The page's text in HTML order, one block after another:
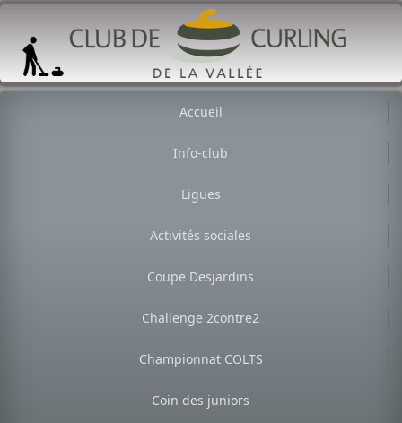
Accueil
Info-club
Ligues
Activités sociales
Coupe Desjardins
Challenge 2contre2
Championnat COLTS
Coin des juniors